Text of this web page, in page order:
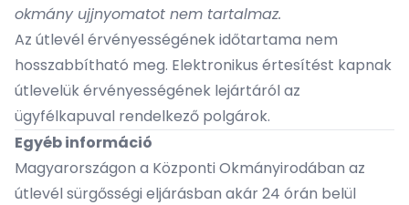
okmány ujjnyomatot nem tartalmaz.
Az útlevél érvényességének időtartama nem
hosszabbítható meg. Elektronikus értesítést kapnak
útlevelük érvényességének lejártáról az
ügyfélkapuval rendelkező polgárok.
Egyéb információ
Magyarországon a Központi Okmányirodában az
útlevél sürgősségi eljárásban akár 24 órán belül